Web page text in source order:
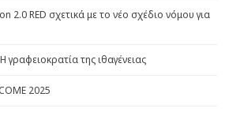
2.0 RED σχετικά με το νέο σχέδιο νόμου για
γραφειοκρατία της ιθαγένειας
2025